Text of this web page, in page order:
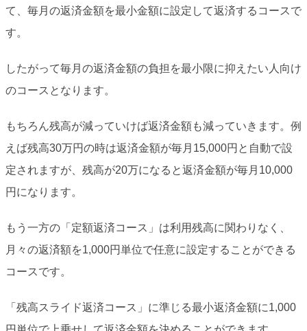
て、毎月の返済金額を最小金額に設定して返済するコースで
す。
したがって毎月の返済金額の負担を最小限に抑えたい人向け
のコースとなります。
もちろん残高が減っていけば返済金額も減っていきます。例
えば残高30万円の時は返済金額が毎月15,000円と自動で設
定されますが、残高が20万になると返済金額が毎月10,000
円になります。
もう一方の「定額返済コース」は利用残高に関わりなく、
月々の返済額を1,000円単位で任意に設定することができる
コースです。
「残高スライド返済コース」に準じる最小返済金額に1,000